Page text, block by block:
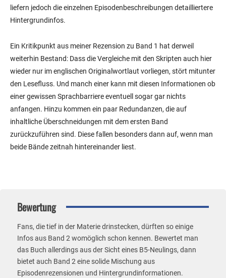
liefern jedoch die einzelnen Episodenbeschreibungen detailliertere
Hintergrundinfos.
Ein Kritikpunkt aus meiner Rezension zu Band 1 hat derweil
weiterhin Bestand: Dass die Vergleiche mit den Skripten auch hier
wieder nur im englischen Originalwortlaut vorliegen, stört mitunter
den Lesefluss. Und manch einer kann mit diesen Informationen ob
einer gewissen Sprachbarriere eventuell sogar gar nichts
anfangen. Hinzu kommen ein paar Redundanzen, die auf
inhaltliche Überschneidungen mit dem ersten Band
zurückzuführen sind. Diese fallen besonders dann auf, wenn man
beide Bände zeitnah hintereinander liest.
Bewertung
Fans, die tief in der Materie drinstecken, dürften so einige
Infos aus Band 2 womöglich schon kennen. Bewertet man
das Buch allerdings aus der Sicht eines B5-Neulings, dann
bietet auch Band 2 eine solide Mischung aus
Episodenrezensionen und Hintergrundinformationen.